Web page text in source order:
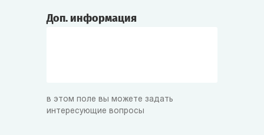
Доп. информация
в этом поле вы можете задать
интересующие вопросы